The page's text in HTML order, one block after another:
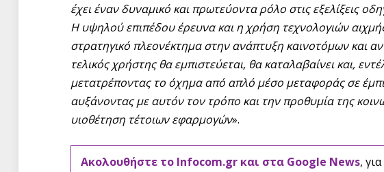
έχει έναν δυναμικό και πρωτεύοντα ρόλο στις εξελίξεις
Η υψηλού επιπέδου έρευνα και η χρήση τεχνολογιών
στρατηγικό πλεονέκτημα στην ανάπτυξη καινοτόμων και
τελικός χρήστης θα εμπιστεύεται, θα καταλαβαίνει και,
μετατρέποντας το όχημα από απλό μέσο μεταφοράς σε
αυξάνοντας με αυτόν τον τρόπο και την προθυμία της
υιοθέτηση τέτοιων εφαρμογών».
Ακολουθήστε το Infocom.gr και στα Google News,